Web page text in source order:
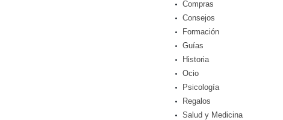
Compras
Consejos
Formación
Guías
Historia
Ocio
Psicología
Regalos
Salud y Medicina